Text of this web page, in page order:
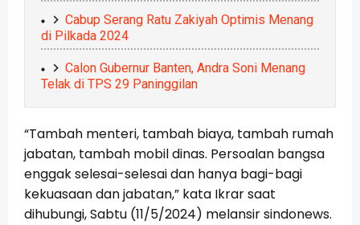
Cabup Serang Ratu Zakiyah Optimis Menang
di Pilkada 2024
Calon Gubernur Banten, Andra Soni Menang
Telak di TPS 29 Paninggilan
“Tambah menteri, tambah biaya, tambah rumah
jabatan, tambah mobil dinas. Persoalan bangsa
enggak selesai-selesai dan hanya bagi-bagi
kekuasaan dan jabatan,” kata Ikrar saat
dihubungi, Sabtu (11/5/2024) melansir sindonews.